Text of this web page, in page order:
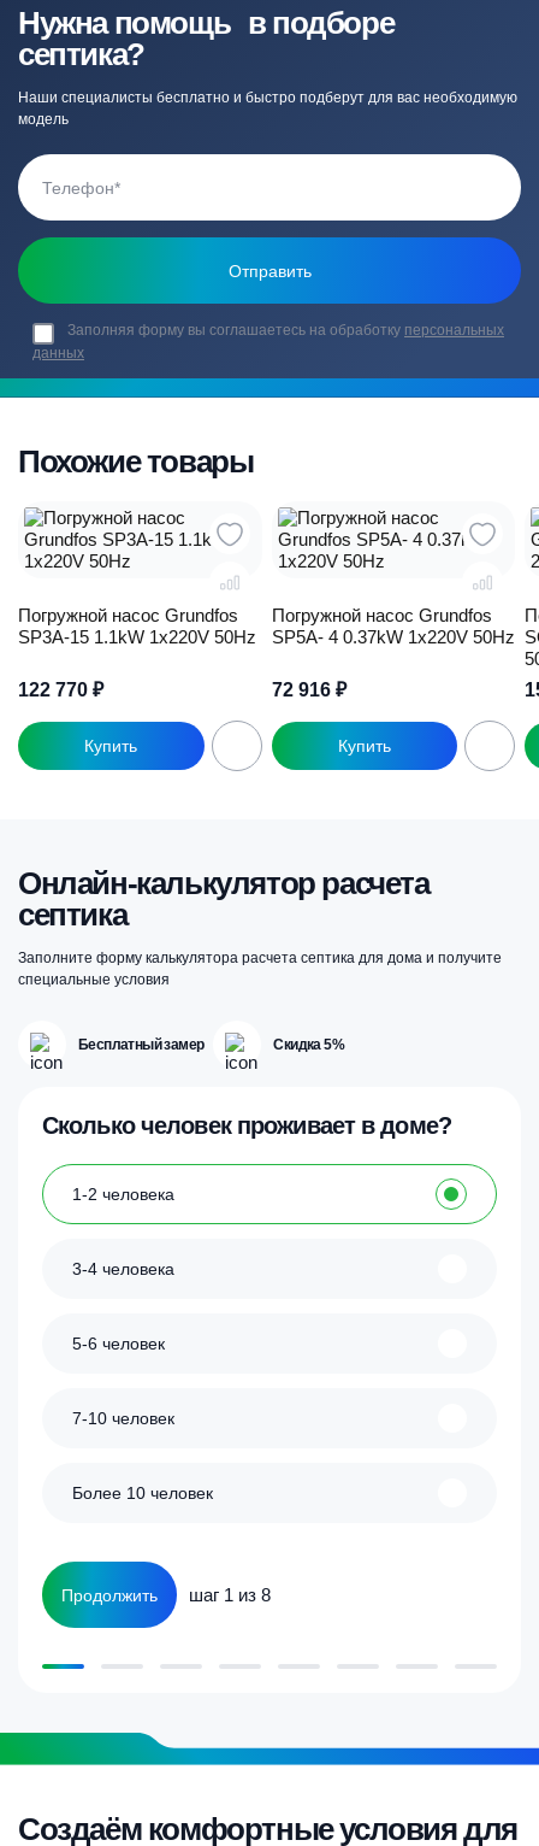
Нужна помощь в подборе
септика?
Наши специалисты бесплатно и быстро подберут для вас необходимую
модель
Заполняя форму вы соглашаетесь на обработку персональных
данных
Похожие товары
Погружной насос Grundfos
SP3A-15 1.1kW 1x220V 50Hz
122 770 ₽
Погружной насос Grundfos
SP5A- 4 0.37kW 1x220V 50Hz
72 916 ₽
Онлайн-калькулятор расчета
септика
Заполните форму калькулятора расчета септика для дома и получите
специальные условия
Бесплатный замер Скидка 5%
Сколько человек проживает в доме?
1-2 человека
3-4 человека
5-6 человек
7-10 человек
Более 10 человек
Продолжить шаг 1 из 8
Создаём комфортные условия для